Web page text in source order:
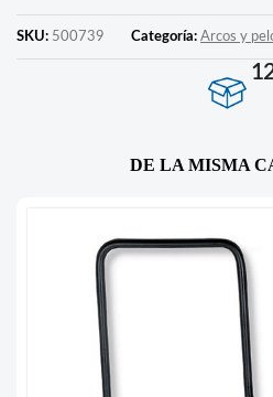
SKU: 500739 Categoría: Arcos y
DE LA MISMA